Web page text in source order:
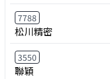
7788
松川精密
3550
聯穎